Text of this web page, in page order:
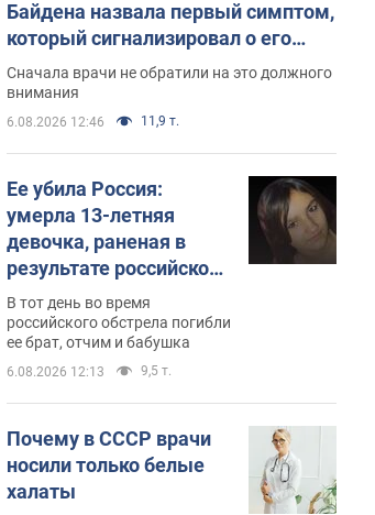
Байдена назвала первый симптом,
который сигнализировал о его
"агрессивном" раке
Сначала врачи не обратили на это должного
внимания
6.08.2026 12:46 11,9 т.
Ее убила Россия:
умерла 13-летняя
девочка, раненая в
результате российской
атаки на Сумскую
область. Фото
В тот день во время
российского обстрела погибли
ее брат, отчим и бабушка
6.08.2026 12:13 9,5 т.
Почему в СССР врачи
носили только белые
халаты